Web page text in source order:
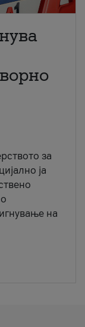
за
ја
на